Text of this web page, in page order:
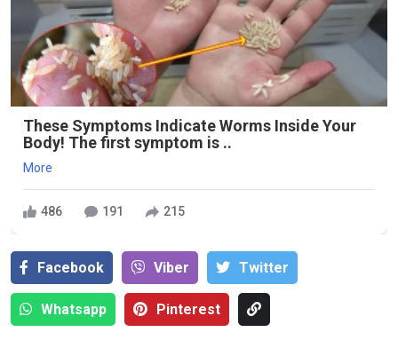
These Symptoms Indicate Worms Inside Your
Body! The first symptom is ..
More
486 191 215
Facebook Viber Тwitter
Whatsapp Pinterest